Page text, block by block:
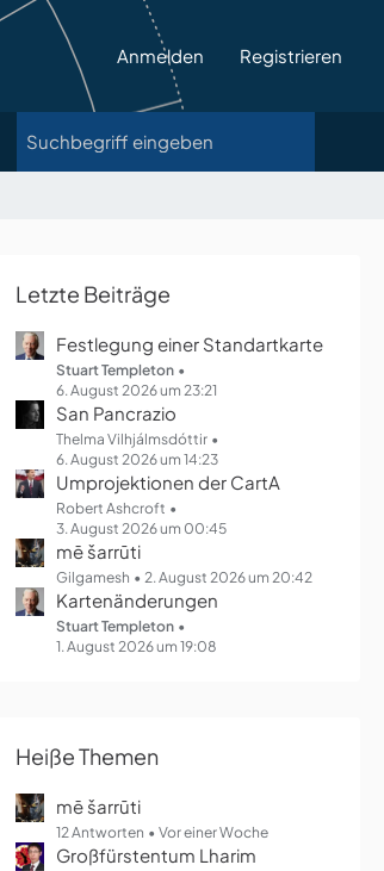
Anmelden Registrieren
Letzte Beiträge
Festlegung einer Standartkarte
Stuart Templeton
6. August 2026 um 23:21
San Pancrazio
Thelma Vilhjálmsdóttir
6. August 2026 um 14:23
Umprojektionen der CartA
Robert Ashcroft
3. August 2026 um 00:45
mē šarrūti
Gilgamesh 2. August 2026 um 20:42
Kartenänderungen
Stuart Templeton
1. August 2026 um 19:08
Heiße Themen
mē šarrūti
12 Antworten Vor einer Woche
Großfürstentum Lharim